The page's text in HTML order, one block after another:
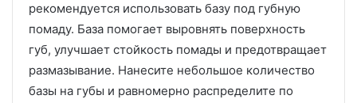
рекомендуется использовать базу под губную
помаду. База помогает выровнять поверхность
губ, улучшает стойкость помады и предотвращает
размазывание. Нанесите небольшое количество
базы на губы и равномерно распределите по